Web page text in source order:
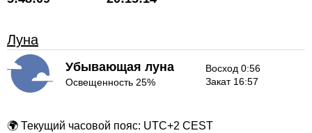
Луна
Убывающая луна
Освещенность 25%
Восход 0:56
Закат 16:57
🌍 Текущий часовой пояс: UTC+2 CEST